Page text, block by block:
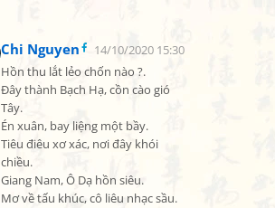
Chi Nguyen
14/10/2020 15:30
Hồn thu lắt lẻo chốn nào ?.
Đây thành Bạch Hạ, cồn cào gió
Tây.
Én xuân, bay liệng một bầy.
Tiêu điêu xơ xác, nơi đây khói
chiều.
Giang Nam, Ô Dạ hồn siêu.
Mơ về tấu khúc, cô liêu nhạc sầu.